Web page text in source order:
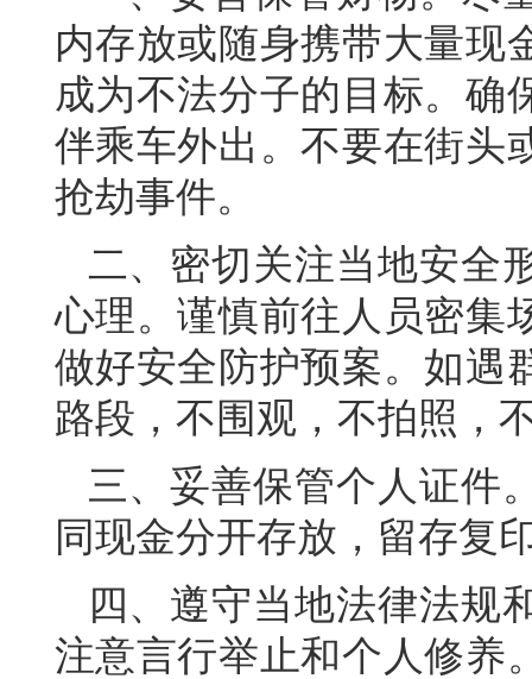
内存放或随身携带大量现
成为不法分子的目标。确
伴乘车外出。不要在街头
抢劫事件。
二、密切关注当地安全
心理。谨慎前往人员密集
做好安全防护预案。如遇
路段，不围观，不拍照，
三、妥善保管个人证件
同现金分开存放，留存复
四、遵守当地法律法规
注意言行举止和个人修养